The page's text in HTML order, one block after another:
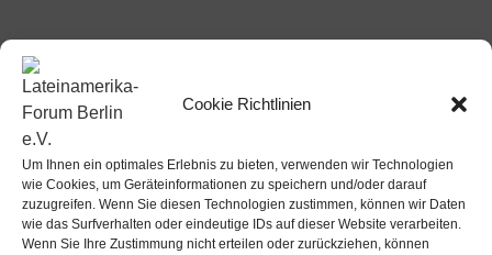
Cookie Richtlinien
Um Ihnen ein optimales Erlebnis zu bieten, verwenden wir Technologien
wie Cookies, um Geräteinformationen zu speichern und/oder darauf
zuzugreifen. Wenn Sie diesen Technologien zustimmen, können wir Daten
wie das Surfverhalten oder eindeutige IDs auf dieser Website verarbeiten.
Wenn Sie Ihre Zustimmung nicht erteilen oder zurückziehen, können
KONTAKT
Lateinamerika-Forum Berlin e.V. c/o SEKIS